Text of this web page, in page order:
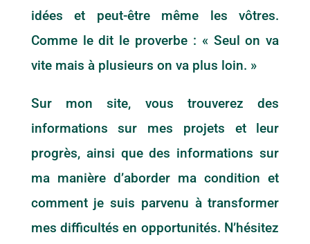
idées et peut-être même les vôtres.
Comme le dit le proverbe : « Seul on va
vite mais à plusieurs on va plus loin. »
Sur mon site, vous trouverez des
informations sur mes projets et leur
progrès, ainsi que des informations sur
ma manière d’aborder ma condition et
comment je suis parvenu à transformer
mes difficultés en opportunités. N’hésitez